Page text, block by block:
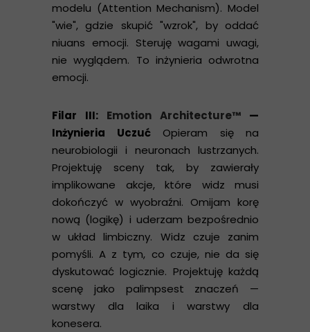
modelu (Attention Mechanism). Model
"wie", gdzie skupić "wzrok", by oddać
niuans emocji. Steruję wagami uwagi,
nie wyglądem. To inżynieria odwrotna
emocji.
Filar III: Emotion Architecture™ —
Inżynieria UczućOpieram się na
neurobiologii i neuronach lustrzanych.
Projektuję sceny tak, by zawierały
implikowane akcje, które widz musi
dokończyć w wyobraźni. Omijam korę
nową (logikę) i uderzam bezpośrednio
w układ limbiczny. Widz czuje zanim
pomyśli. A z tym, co czuje, nie da się
dyskutować logicznie. Projektuję każdą
scenę jako palimpsest znaczeń —
warstwy dla laika i warstwy dla
konesera.